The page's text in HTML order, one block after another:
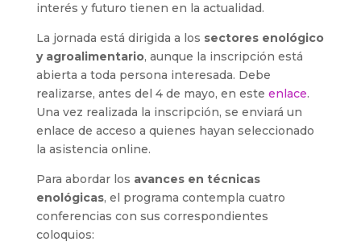
interés y futuro tienen en la actualidad.
La jornada está dirigida a los sectores enológico
y agroalimentario, aunque la inscripción está
abierta a toda persona interesada. Debe
realizarse, antes del 4 de mayo, en este enlace.
Una vez realizada la inscripción, se enviará un
enlace de acceso a quienes hayan seleccionado
la asistencia online.
Para abordar los avances en técnicas
enológicas, el programa contempla cuatro
conferencias con sus correspondientes
coloquios: